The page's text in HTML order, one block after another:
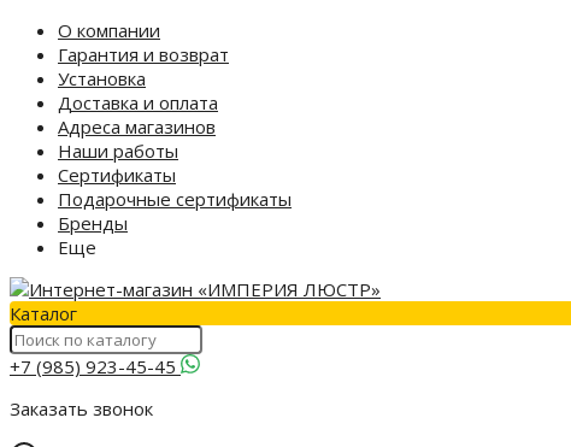
О компании
Гарантия и возврат
Установка
Доставка и оплата
Адреса магазинов
Наши работы
Сертификаты
Подарочные сертификаты
Бренды
Еще
Каталог
+7 (985) 923-45-45
Заказать звонок